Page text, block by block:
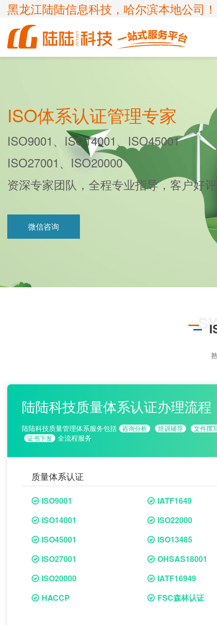
黑龙江陆陆信息科技，哈尔滨本地公司！
申请办理条件
呼叫中心业务
宽带运营商
诊所备案
申请办理条件
商标疑难
商标变更
申请办理条件
ISO14001
ISO45001
ISO20000
申请办理条件
专精特新
科小企评咨询服务
ISO体系认证管理专家
ISO9001、ISO14001、ISO45001
ISO27001、ISO20000
资深专家团队，全程专业指导，客户好评
微信咨询
陆陆科技质量体系认证办理流程
陆陆科技质量管理体系服务包括 咨询分析 培训辅导
文件撰
证书下发 全流程服务
质量体系认证
ISO9001
IATF1649
ISO14001
ISO22000
ISO45001
ISO13485
ISO27001
OHSAS18001
ISO20000
IATF16949
HACCP
FSC森林认证